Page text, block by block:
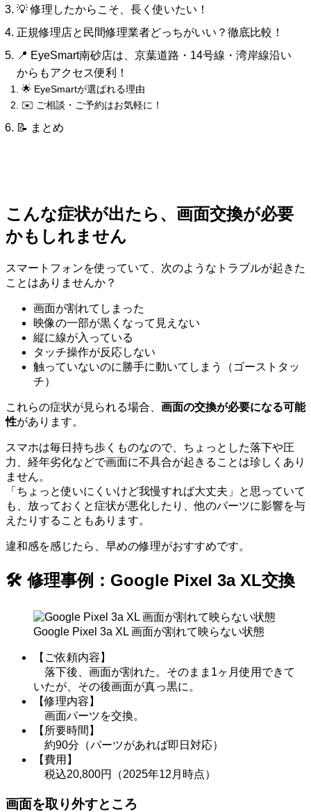
💡 修理したからこそ、長く使いたい！
正規修理店と民間修理業者どっちがいい？徹底比較！
📍 EyeSmart南砂店は、京葉道路・14号線・湾岸線沿い
からもアクセス便利！
🌟 EyeSmartが選ばれる理由
✉️ ご相談・ご予約はお気軽に！
📝 まとめ
こんな症状が出たら、画面交換が必要
かもしれません
スマートフォンを使っていて、次のようなトラブルが起きた
ことはありませんか？
画面が割れてしまった
映像の一部が黒くなって見えない
縦に線が入っている
タッチ操作が反応しない
触っていないのに勝手に動いてしまう（ゴーストタッ
チ）
これらの症状が見られる場合、 画面の交換が必要になる可能
性があります。
スマホは毎日持ち歩くものなので、ちょっとした落下や圧
力、経年劣化などで画面に不具合が起きることは珍しくあり
ません。
「ちょっと使いにくいけど我慢すれば大丈夫」と思っていて
も、放っておくと症状が悪化したり、他のパーツに影響を与
えたりすることもあります。
違和感を感じたら、早めの修理がおすすめです。
🛠 修理事例：Google Pixel 3a XL交換
Google Pixel 3a XL 画面が割れて映らない状態
【ご依頼内容】
落下後、画面が割れた。そのまま1ヶ月使用できて
いたが、その後画面が真っ黒に。
【修理内容】
画面パーツを交換。
【所要時間】
約90分（パーツがあれば即日対応）
【費用】
税込20,800円（2025年12月時点）
画面を取り外すところ